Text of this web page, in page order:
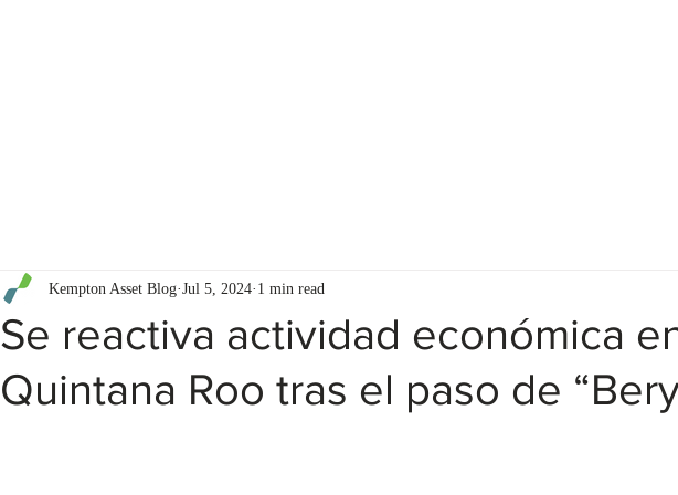
Se reactiva actividad económica
Quintana Roo tras el paso de
Kempton Asset Blog Jul 5, 2024 1 min read